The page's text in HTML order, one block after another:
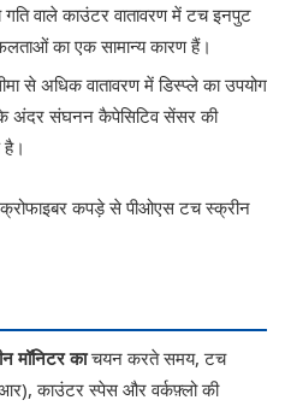
वाले काउंटर वातावरण में टच इनपुट
का एक सामान्य कारण हैं।
से अधिक वातावरण में डिस्प्ले का उपयोग
अंदर संघनन कैपेसिटिव सेंसर की
मॉनिटर काचयन करते समय, टच
काउंटर स्पेस और वर्कफ़्लो की